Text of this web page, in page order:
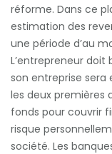
réforme. Dans ce
estimation des
une période d’au
L’entrepreneur
son entreprise
les deux premières
fonds pour couvrir
risque
société. Les